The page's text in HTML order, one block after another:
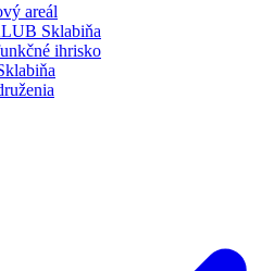
areál
Sklabiňa
ihrisko